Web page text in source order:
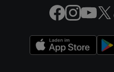
von Werbeanzeigen. Messung